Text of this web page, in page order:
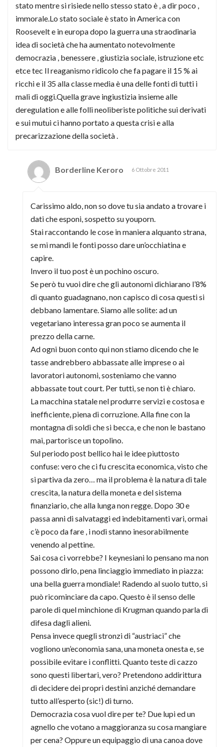
stato mentre si risiede nello stesso stato è , a dir poco ,
immorale.Lo stato sociale è stato in America con
Roosevelt e in europa dopo la guerra una straodinaria
idea di società che ha aumentato notevolmente
democrazia , benessere , giustizia sociale, istruzione etc
etce tec Il reaganismo ridicolo che fa pagare il 15 % ai
ricchi e il 35 alla classe media è una delle fonti di tutti i
mali di oggi.Quella grave ingiustizia insieme alle
deregulation e alle folli neoliberiste politiche sui derivati
e sui mutui ci hanno portato a questa crisi e alla
precarizzazione della società .
Borderline Keroro 6 Ottobre 2011
Carissimo aldo, non so dove tu sia andato a trovare i
dati che esponi, sospetto su youporn.
Stai raccontando le cose in maniera alquanto strana,
se mi mandi le fonti posso dare un’occhiatina e
capire.
Invero il tuo post è un pochino oscuro.
Se però tu vuoi dire che gli autonomi dichiarano l’8%
di quanto guadagnano, non capisco di cosa questi si
debbano lamentare. Siamo alle solite: ad un
vegetariano interessa gran poco se aumenta il
prezzo della carne.
Ad ogni buon conto qui non stiamo dicendo che le
tasse andrebbero abbassate alle imprese o ai
lavoratori autonomi, sosteniamo che vanno
abbassate tout court. Per tutti, se non ti è chiaro.
La macchina statale nel produrre servizi e costosa e
inefficiente, piena di corruzione. Alla fine con la
montagna di soldi che si becca, e che non le bastano
mai, partorisce un topolino.
Sul periodo post bellico hai le idee piuttosto
confuse: vero che ci fu crescita economica, visto che
si partiva da zero… ma il problema è la natura di tale
crescita, la natura della moneta e del sistema
finanziario, che alla lunga non regge. Dopo 30 e
passa anni di salvataggi ed indebitamenti vari, ormai
c’è poco da fare , i nodi stanno inesorabilmente
venendo al pettine.
Sai cosa ci vorrebbe? I keynesiani lo pensano ma non
possono dirlo, pena linciaggio immediato in piazza:
una bella guerra mondiale! Radendo al suolo tutto, si
può ricominciare da capo. Questo è il senso delle
parole di quel minchione di Krugman quando parla di
difesa dagli alieni.
Pensa invece quegli stronzi di “austriaci” che
vogliono un’economia sana, una moneta onesta e, se
possibile evitare i conflitti. Quanto teste di cazzo
sono questi libertari, vero? Pretendono addirittura
di decidere dei propri destini anziché demandare
tutto all’esperto (sic!) di turno.
Democrazia cosa vuol dire per te? Due lupi ed un
agnello che votano a maggioranza su cosa mangiare
per cena? Oppure un equipaggio di una canoa dove